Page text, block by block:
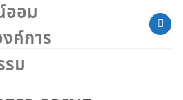
ออม
ค์การ
รม